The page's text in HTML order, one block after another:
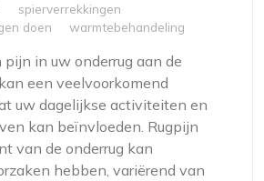
spierverrekkingen
doen
warmtebehandeling
in uw onderrug aan de
een veelvoorkomend
uw dagelijkse activiteiten en
kan beïnvloeden. Rugpijn
van de onderrug kan
hebben, variërend van